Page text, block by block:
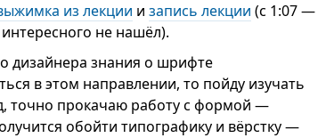
из лекции изапись лекции (c 1:07 —
не нашёл).
дизайнера знания о шрифте
в этом направлении, то пойду изучать
точно прокачаю работу с формой —
обойти типографику и вёрстку —